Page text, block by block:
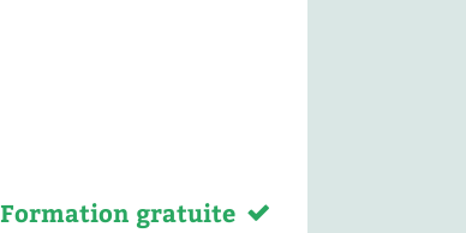
Formation gratuite